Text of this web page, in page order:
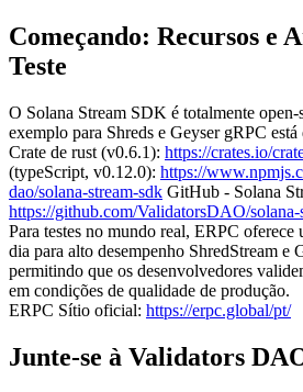
Começando: Recursos e
Teste
O Solana Stream SDK é totalmente
exemplo para Shreds e Geyser gRPC
Crate de rust (v0.6.1): https://crates.io/
(typeScript, v0.12.0): https://
dao/solana-stream-sdk GitHub - Solana
https://github.com/ValidatorsDAO/solana-
Para testes no mundo real, ERPC oferece
dia para alto desempenho ShredStream e
permitindo que os desenvolvedores
em condições de qualidade de produção.
ERPC Sítio oficial: https://erpc.global/pt/
Junte-se à Validators